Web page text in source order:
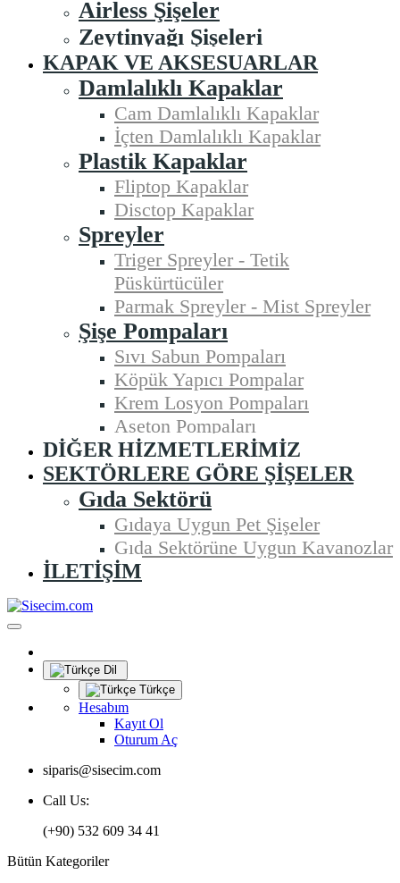
Airless Şişeler
Zeytinyağı Şişeleri
KAPAK VE AKSESUARLAR
Damlalıklı Kapaklar
Cam Damlalıklı Kapaklar
İçten Damlalıklı Kapaklar
Plastik Kapaklar
Fliptop Kapaklar
Disctop Kapaklar
Spreyler
Triger Spreyler - Tetik
Püskürtücüler
Parmak Spreyler - Mist Spreyler
Şişe Pompaları
Sıvı Sabun Pompaları
Köpük Yapıcı Pompalar
Krem Losyon Pompaları
Aseton Pompaları
DIĞER HIZMETLERIMIZ
SEKTÖRLERE GÖRE ŞIŞELER
Gıda Sektörü
Gıdaya Uygun Pet Şişeler
Gıda Sektörüne Uygun Kavanozlar
İLETIŞIM
Dil
Türkçe
Hesabım
Kayıt Ol
Oturum Aç
siparis@sisecim.com
Call Us:
(+90) 532 609 34 41
Bütün Kategoriler